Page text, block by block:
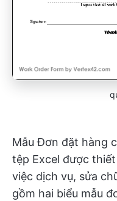
Mẫu Đơn đặt hàng
tệp Excel được
việc dịch vụ, sửa
gồm hai biểu mẫu